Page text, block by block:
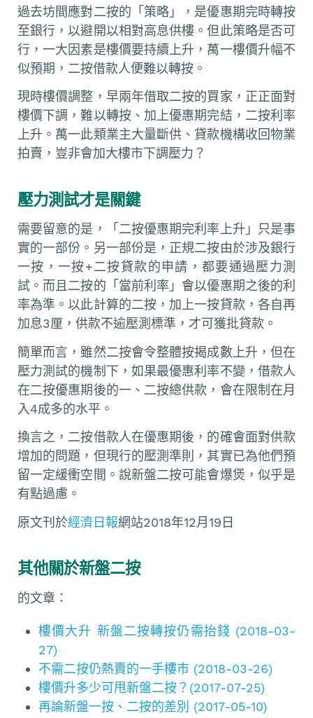
過去坊間應對二按的「策略」，是優惠期完時轉按
至銀行，以避開以相對高息供樓。但此策略是否可
行，一大因素是樓價要持續上升，萬一樓價升幅不
似預期，二按借款人便難以轉按。
現時樓價調整，早兩年借取二按的買家，正正面對
樓價下調，難以轉按、加上優惠期完結，二按利率
上升。萬一此類業主大量斷供、貸款機構收回物業
拍賣，豈非會加大樓市下調壓力？
壓力測試才是關鍵
需要留意的是，「二按優惠期完利率上升」只是事
實的一部份。另一部份是，正規二按由於涉及銀行
一按，一按+二按貸款的申請，都要通過壓力測
試。而且二按的「當前利率」會以優惠期之後的利
率為準。以此計算的二按，加上一按貸款，各自再
加息3厘，供款不逾壓測標準，才可獲批貸款。
簡單而言，雖然二按會令整體按揭成數上升，但在
壓力測試的機制下，如果最優惠利率不變，借款人
在二按優惠期後的一、二按總供款，會在限制在月
入4成多的水平。
換言之，二按借款人在優惠期後，的確會面對供款
增加的問題，但現行的壓測準則，其實已為他們預
留一定緩衝空間。說新盤二按可能會爆煲，似乎是
有點過慮。
原文刊於經濟日報網站2018年12月19日
其他關於新盤二按
的文章：
樓價大升 新盤二按轉按仍需抬錢 (2018-03-
27)
不需二按仍熱賣的一手樓市 (2018-03-26)
樓價升多少可甩新盤二按？(2017-07-25)
再論新盤一按、二按的差別 (2017-05-10)